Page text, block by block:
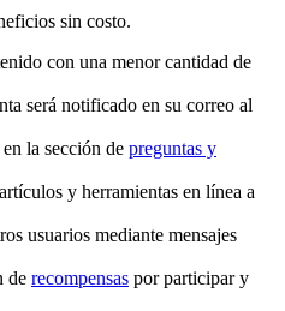
sin costo.
con una menor cantidad de
será notificado en su correo al
la sección de preguntas y
y herramientas en línea a
usuarios mediante mensajes
de recompensas por participar y